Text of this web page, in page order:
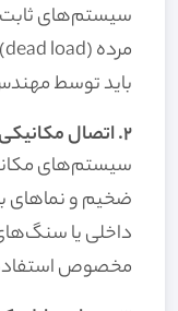
سیستم‌های
باید توسط
۲. اتصال مکانیکی یا چسبی؟
سیستم‌های
ضخیم و نماهای
داخلی یا
مخصوص